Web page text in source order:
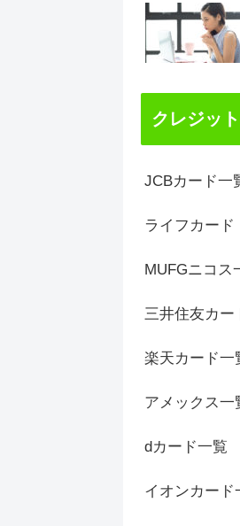
クレジッ
JCBカード一
ライフカード
MUFGニコス
三井住友カー
楽天カード一
アメックス一
dカード一覧
イオンカード